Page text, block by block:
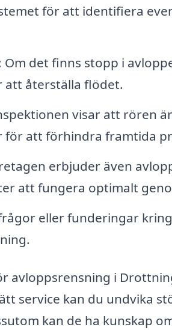
för att identifiera
det finns stopp i
att återställa flödet.
visar att rören
för att förhindra framtida
erbjuder även
att fungera optimalt
eller funderingar
avloppsrensning i
service kan du undvika
kan de ha kunskap